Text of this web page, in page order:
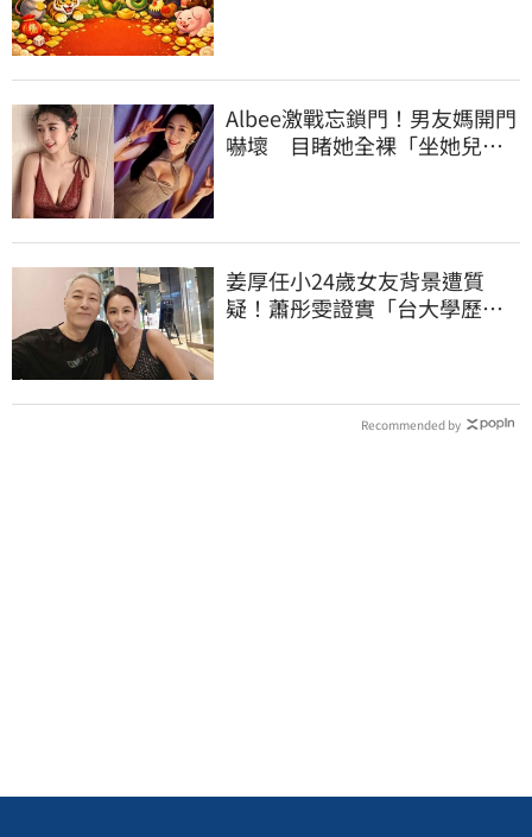
Albee激戰忘鎖門！男友媽開門
嚇壞 目睹她全裸「坐她兒子
姜厚任小24歲女友背景遭質
疑！蕭彤雯證實「台大學歷是
Recommended by